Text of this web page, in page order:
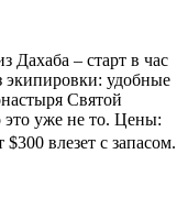
– старт в час
экипировки: удобные
Святой
это уже не то. Цены:
влезет с запасом.